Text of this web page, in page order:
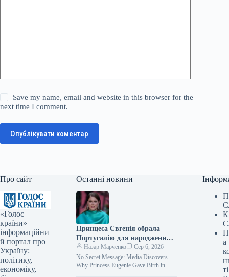
Save my name, email and website in this browser for the
next time I comment.
Опублікувати коментар
Про сайт
«Голос
країни» —
інформаційни
й портал про
Україну:
політику,
економіку,
Останні новини
Принцеса Євгенія обрала
Португалію для народження
третьої дитини, як стало
відомо ЗМІ.
Назар Марченко
Сер 6, 2026
No Secret Message: Media Discovers
Why Princess Eugenie Gave Birth in
а
ті